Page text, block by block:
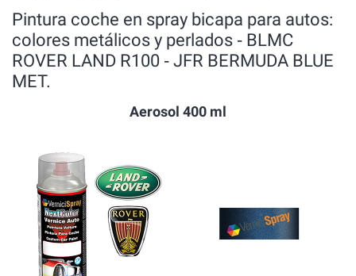
Pintura coche en spray bicapa para autos:
colores metálicos y perlados ‐ BLMC
ROVER LAND R100 ‐ JFR BERMUDA BLUE
MET.
Aerosol 400 ml